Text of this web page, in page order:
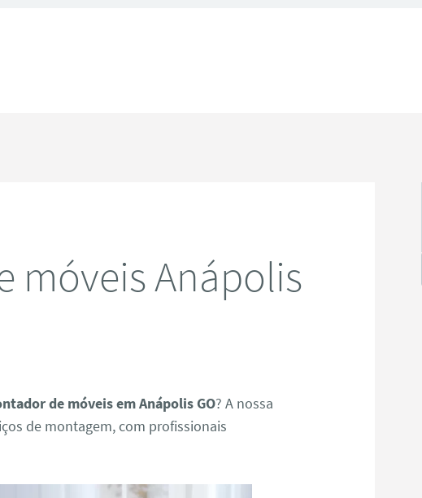
móveis Anápolis
de móveis em Anápolis GO? A nossa
de montagem, com profissionais